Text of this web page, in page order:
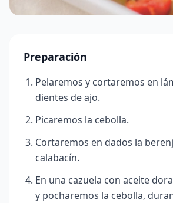
Preparación
Pelaremos y cortaremos en
dientes de ajo.
Picaremos la cebolla.
Cortaremos en dados la
calabacín.
En una cazuela con aceite
y pocharemos la cebolla,